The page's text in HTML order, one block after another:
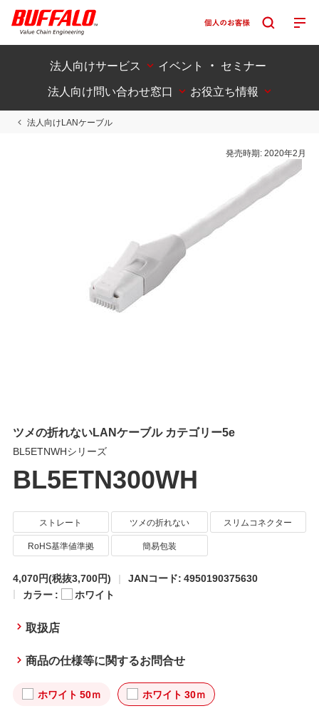
法人向けサービス
イベント ・ セミナー
法人向け問い合わせ窓口
お役立ち情報
法人向けLANケーブル
発売時期:2020年2月
ツメの折れないLANケーブル カテゴリー5e
BL5ETNWHシリーズ
BL5ETN300WH
ストレート ツメの折れない
スリムコネクター
RoHS基準値準拠
簡易包装
4,070円(税抜3,700円)
JANコード: 4950190375630
カラー :
ホワイト
取扱店
商品の仕様等に関するお問合せ
ホワイト 50ｍ ホワイト 30ｍ